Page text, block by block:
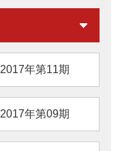
2017年第11期
2017年第09期